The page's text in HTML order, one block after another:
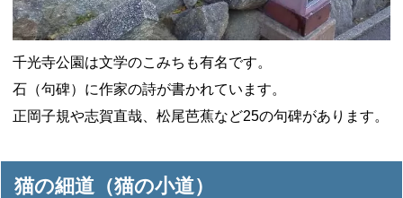
千光寺公園は文学のこみちも有名です。
石（句碑）に作家の詩が書かれています。
正岡子規や志賀直哉、松尾芭蕉など25の句碑があります。
猫の細道（猫の小道）